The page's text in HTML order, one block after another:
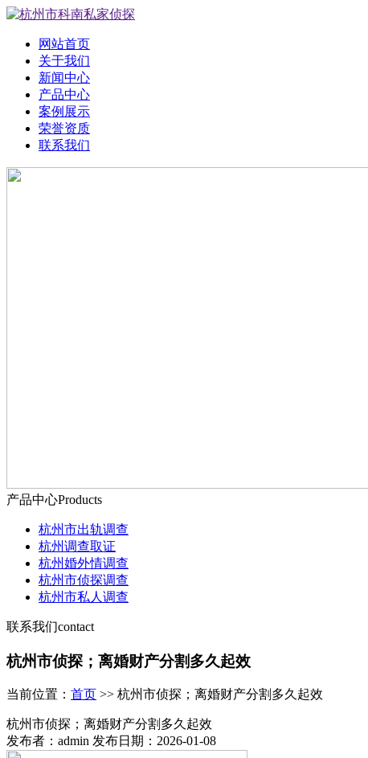
网站首页
关于我们
新闻中心
产品中心
案例展示
荣誉资质
联系我们
产品中心Products
杭州市出轨调查
杭州调查取证
杭州婚外情调查
杭州市侦探调查
杭州市私人调查
联系我们contact
杭州市侦探；离婚财产分割多久起效
当前位置： 首页 >> 杭州市侦探；离婚财产分割多久起效
杭州市侦探；离婚财产分割多久起效
发布者：admin 发布日期：2026-01-08